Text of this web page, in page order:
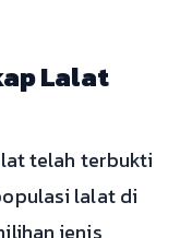
Lalat
telah terbukti
lalat di
jenis